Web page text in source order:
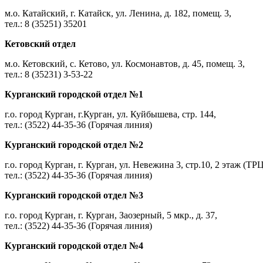
м.о. Катайский, г. Катайск, ул. Ленина, д. 182, помещ. 3,
тел.: 8 (35251) 35201
Кетовский отдел
м.о. Кетовский, с. Кетово, ул. Космонавтов, д. 45, помещ. 3,
тел.: 8 (35231) 3-53-22
Курганский городской отдел №1
г.о. город Курган, г.Курган, ул. Куйбышева, стр. 144,
тел.: (3522) 44-35-36 (Горячая линия)
Курганский городской отдел №2
г.о. город Курган, г. Курган, ул. Невежина 3, стр.10, 2 этаж
тел.: (3522) 44-35-36 (Горячая линия)
Курганский городской отдел №3
г.о. город Курган, г. Курган, Заозерный, 5 мкр., д. 37,
тел.: (3522) 44-35-36 (Горячая линия)
Курганский городской отдел №4